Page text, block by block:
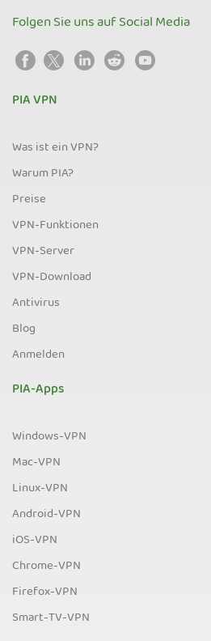
Folgen Sie uns auf Social Media
PIA VPN
Was ist ein VPN?
Warum PIA?
Preise
VPN-Funktionen
VPN-Server
VPN-Download
Antivirus
Blog
Anmelden
PIA-Apps
Windows-VPN
Mac-VPN
Linux-VPN
Android-VPN
iOS-VPN
Chrome-VPN
Firefox-VPN
Smart-TV-VPN